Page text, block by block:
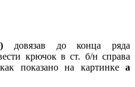
) довязав до конца ряда
крючок в ст. б/н справа
показано на картинке а